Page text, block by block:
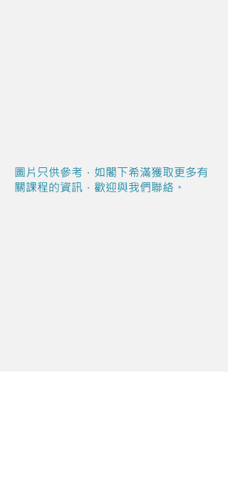
圖片只供參考，如閣下希滿獲取更多有
關課程的資訊，歡迎與我們聯絡。